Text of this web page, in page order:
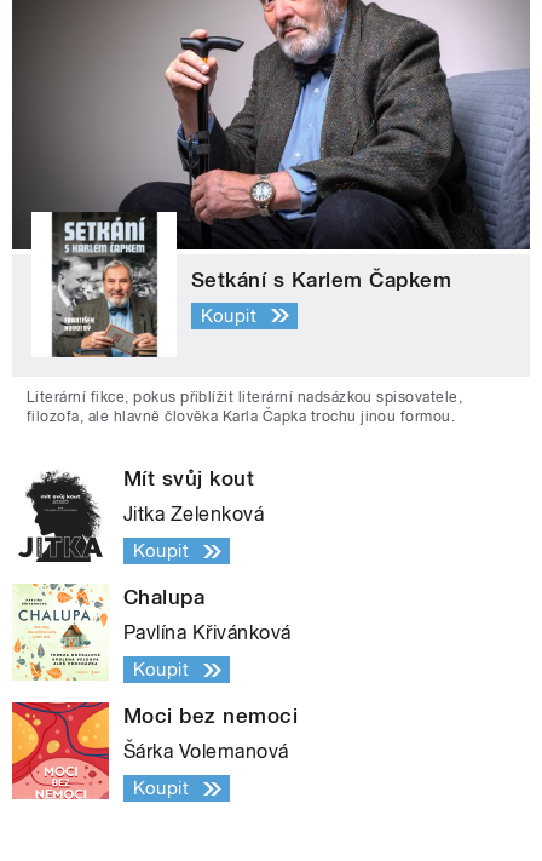
Setkání s Karlem Čapkem
Koupit
Literární fikce, pokus přiblížit literární nadsázkou spisovatele,
filozofa, ale hlavně člověka Karla Čapka trochu jinou formou.
Mít svůj kout
Jitka Zelenková
Koupit
Chalupa
Pavlína Křivánková
Koupit
Moci bez nemoci
Šárka Volemanová
Koupit